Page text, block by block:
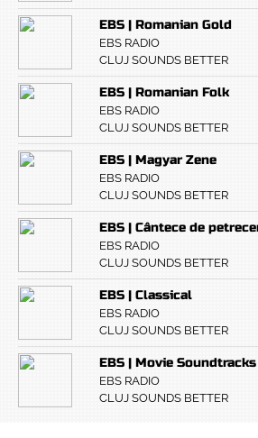
EBS | Romanian Gold
EBS RADIO
CLUJ SOUNDS BETTER
EBS | Romanian Folk
EBS RADIO
CLUJ SOUNDS BETTER
EBS | Magyar Zene
EBS RADIO
CLUJ SOUNDS BETTER
EBS | Cântece de
EBS RADIO
CLUJ SOUNDS BETTER
EBS | Classical
EBS RADIO
CLUJ SOUNDS BETTER
EBS | Movie Soundtracks
EBS RADIO
CLUJ SOUNDS BETTER